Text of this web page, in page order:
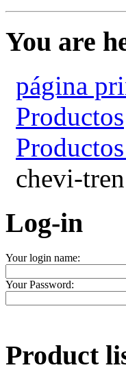
You are
página
Productos
chevi-tren
Log-in
Your login name:
Your Password:
Product